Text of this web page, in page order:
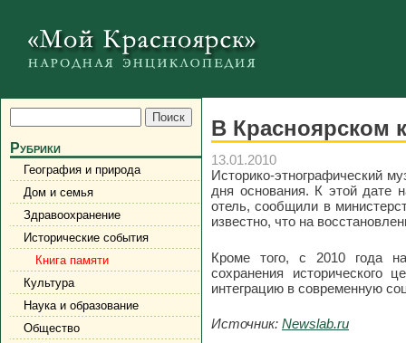
Рубрики
География и природа
Дом и семья
Здравоохранение
Исторические события
Книга памяти
Культура
Наука и образование
Общество
В Красноярском
13.01.2010
Историко-этнографический
дня основания. К этой дате
отель, сообщили в
известно, что на
Кроме того, с 2010 года
сохранения исторического
интеграцию в современную
Источник: Newslab.ru